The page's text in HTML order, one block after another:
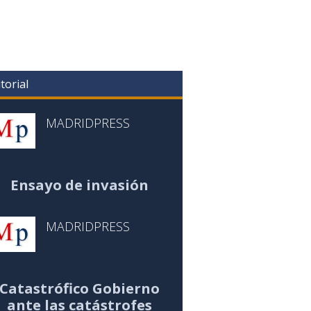
MADRIDPRESS
Ensayo de invasión
MADRIDPRESS
Catastrófico Gobierno
ante las catástrofes